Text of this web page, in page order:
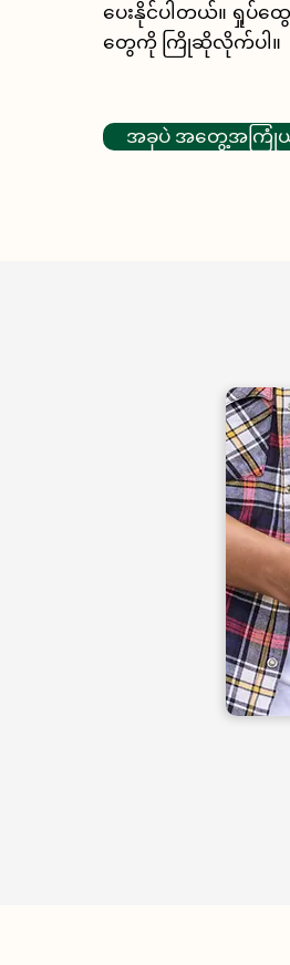
ပေးနိုင်ပါတယ်။ ရှုပ်ထွ
တွေကို ကြိုဆိုလိုက်ပါ။
အခုပဲ အတွေ့အကြုံ